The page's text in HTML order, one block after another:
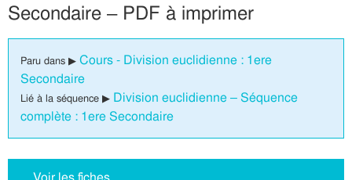
Secondaire – PDF à imprimer
Paru dans ▶ Cours - Division euclidienne : 1ere
Secondaire
Lié à la séquence ▶ Division euclidienne – Séquence
complète : 1ere Secondaire